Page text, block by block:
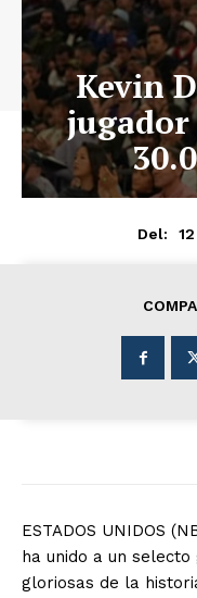
Kevin
jugador
Del:
ESTADOS UNIDOS
ha unido a un
gloriosas de la